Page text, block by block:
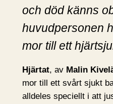
och död känns
huvudpersonen
mor till ett
Hjärtat, av Malin
mor till ett svårt sjukt
alldeles speciellt i att